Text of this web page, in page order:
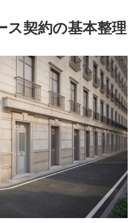
ス契約の基本整理